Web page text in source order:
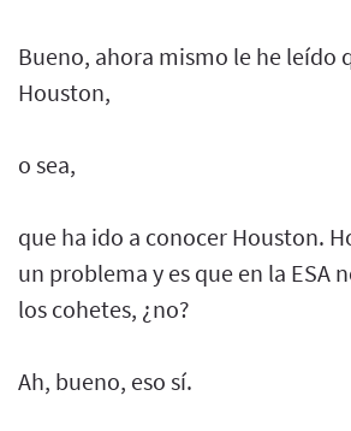
Bueno, ahora mismo le he leído
Houston,
o sea,
que ha ido a conocer Houston.
un problema y es que en la ESA
los cohetes, ¿no?
Ah, bueno, eso sí.